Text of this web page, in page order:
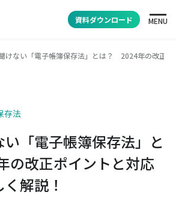
資料ダウンロード MENU
けない「電子帳簿保存法」とは？ 2024年の改正ポ
存法
「電子帳簿保存法」と
改正ポイントと対応
解説！